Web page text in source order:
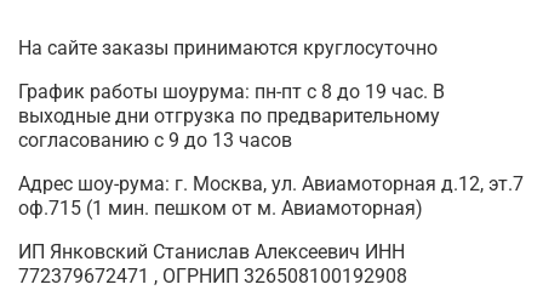
На сайте заказы принимаются круглосуточно
График работы шоурума: пн-пт с 8 до 19 час. В
выходные дни отгрузка по предварительному
согласованию с 9 до 13 часов
Адрес шоу-рума: г. Москва, ул. Авиамоторная д.12, эт.7
оф.715 (1 мин. пешком от м. Авиамоторная)
ИП Янковский Станислав Алексеевич ИНН
772379672471 , ОГРНИП 326508100192908